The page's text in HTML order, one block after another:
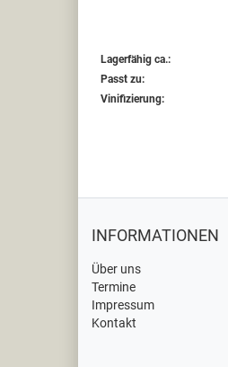
Lagerfähig ca.:
Passt zu:
Vinifizierung:
INFORMATIONEN
Über uns
Termine
Impressum
Kontakt